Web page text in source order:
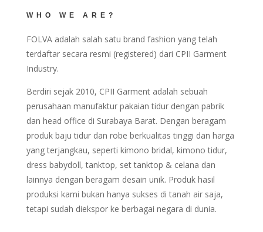
WHO WE ARE?
FOLVA adalah salah satu brand fashion yang telah
terdaftar secara resmi (registered) dari CPII Garment
Industry.
Berdiri sejak 2010, CPII Garment adalah sebuah
perusahaan manufaktur pakaian tidur dengan pabrik
dan head office di Surabaya Barat. Dengan beragam
produk baju tidur dan robe berkualitas tinggi dan harga
yang terjangkau, seperti kimono bridal, kimono tidur,
dress babydoll, tanktop, set tanktop & celana dan
lainnya dengan beragam desain unik. Produk hasil
produksi kami bukan hanya sukses di tanah air saja,
tetapi sudah diekspor ke berbagai negara di dunia.